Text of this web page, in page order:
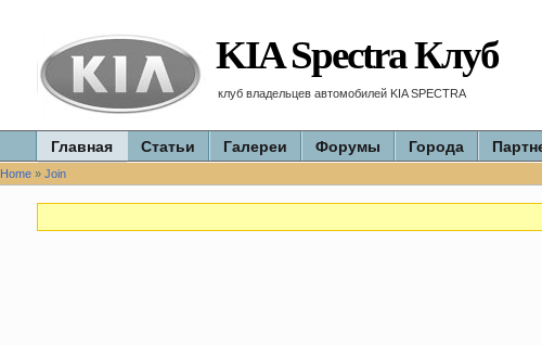
KIA Spectra Клуб
клуб владельцев автомобилей KIA SPECTRA
Главная Статьи Галереи Форумы Города
Home » Join